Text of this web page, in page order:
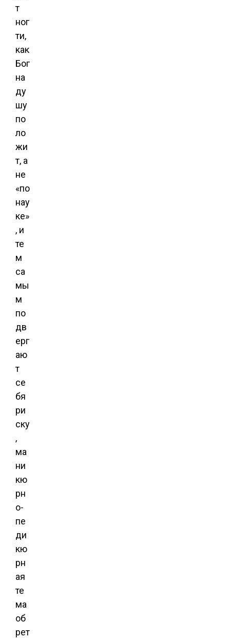
т
ног
ти,
как
Бог
на
ду
шу
по
ло
жи
т, а
не
«по
нау
ке»
, и
те
м
са
мы
м
по
дв
ерг
аю
т
се
бя
ри
ску
,
ма
ни
кю
рн
о-
пе
ди
кю
рн
ая
те
ма
об
рет